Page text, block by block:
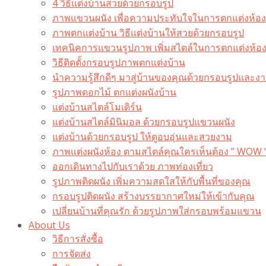
4 วิธีแต่งบ้านสวยด้วยกรอบรูป
ภาพแขวนผนัง เพื่อความประทับใจในการตกแต่งห้อง
ภาพตกแต่งบ้าน วิธีแต่งบ้านให้สวยด้วยกรอบรูป
เทคนิคการแขวนรูปภาพ เพิ่มสไตล์ในการตกแต่งห้อง
วิธีติดตั้งกรอบรูปภาพตกแต่งบ้าน
นำความรู้สึกดีๆ มาสู่บ้านของคุณด้วยกรอบรูปและง
รูปภาพดอกไม้ ตกแต่งผนังบ้าน
แต่งบ้านสไตล์โมเดิร์น
แต่งบ้านสไตล์มินิมอล ด้วยกรอบรูปแขวนผนัง
แต่งบ้านด้วยกรอบรูป ให้ดูอบอุ่นและสวยงาม
ภาพแต่งผนังห้อง ตามสไตล์คุณใครเห็นต้อง ” WOW
ออกเดินทางไปกับเราด้วย ภาพท่องเที่ยว
รูปภาพติดผนัง เพิ่มความสดใสให้กับพื้นที่ของคุณ
กรอบรูปติดผนัง สร้างบรรยากาศใหม่ให้เข้ากับคุณ
เปลี่ยนบ้านที่คุณรัก ด้วยรูปภาพใส่กรอบพร้อมแขวน​
About Us
วิธีการสั่งซื้อ
การจัดส่ง